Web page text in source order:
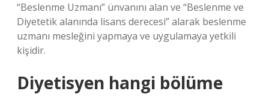
“Beslenme Uzmanı” ünvanını alan ve “Beslenme ve
Diyetetik alanında lisans derecesi” alarak beslenme
uzmanı mesleğini yapmaya ve uygulamaya yetkili
kişidir.
Diyetisyen hangi bölüme